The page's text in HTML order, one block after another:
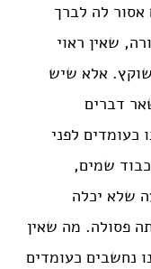
אסור לה לברך
שאין ראוי
אלא שיש
דברים
לפני
שמים,
שלא יכלה
פסולה. מה שאין
נחשבים כעומדים